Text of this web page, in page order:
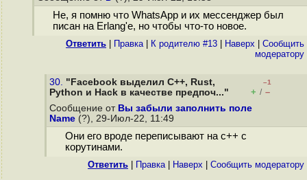
Не, я помню что WhatsApp и их мессенджер был
писан на Erlang'е, но чтобы что-то новое.
Ответить Правка| К родителю #13 Наверх
Cообщить
модератору
30. "Facebook выделил C++, Rust,
Python и Hack в качестве предпоч..."
–1
+ / –
Сообщение от Вы забыли заполнить поле
Name (?), 29-Июл-22, 11:49
Они его вроде переписывают на с++ с
корутинами.
Ответить Правка| Наверх Cообщить модератору